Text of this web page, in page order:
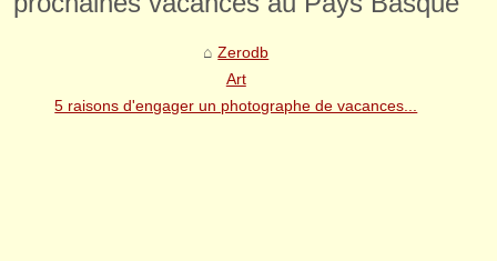
Zerodb
Art
5 raisons d'engager un photographe de vacances...